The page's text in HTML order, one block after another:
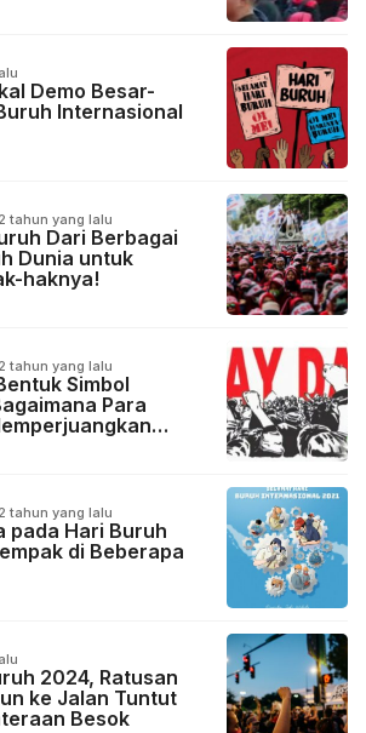
Demo Besar-
Internasional
2 tahun yang lalu
Dari Berbagai
Dunia untuk
haknya!
2 tahun yang lalu
Simbol
Para
2 tahun yang lalu
pada Hari Buruh
di Beberapa
2024, Ratusan
ke Jalan Tuntut
Besok